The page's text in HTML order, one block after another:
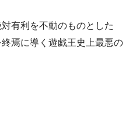
有利を不動のものとした
焉に導く遊戯王史上最悪の